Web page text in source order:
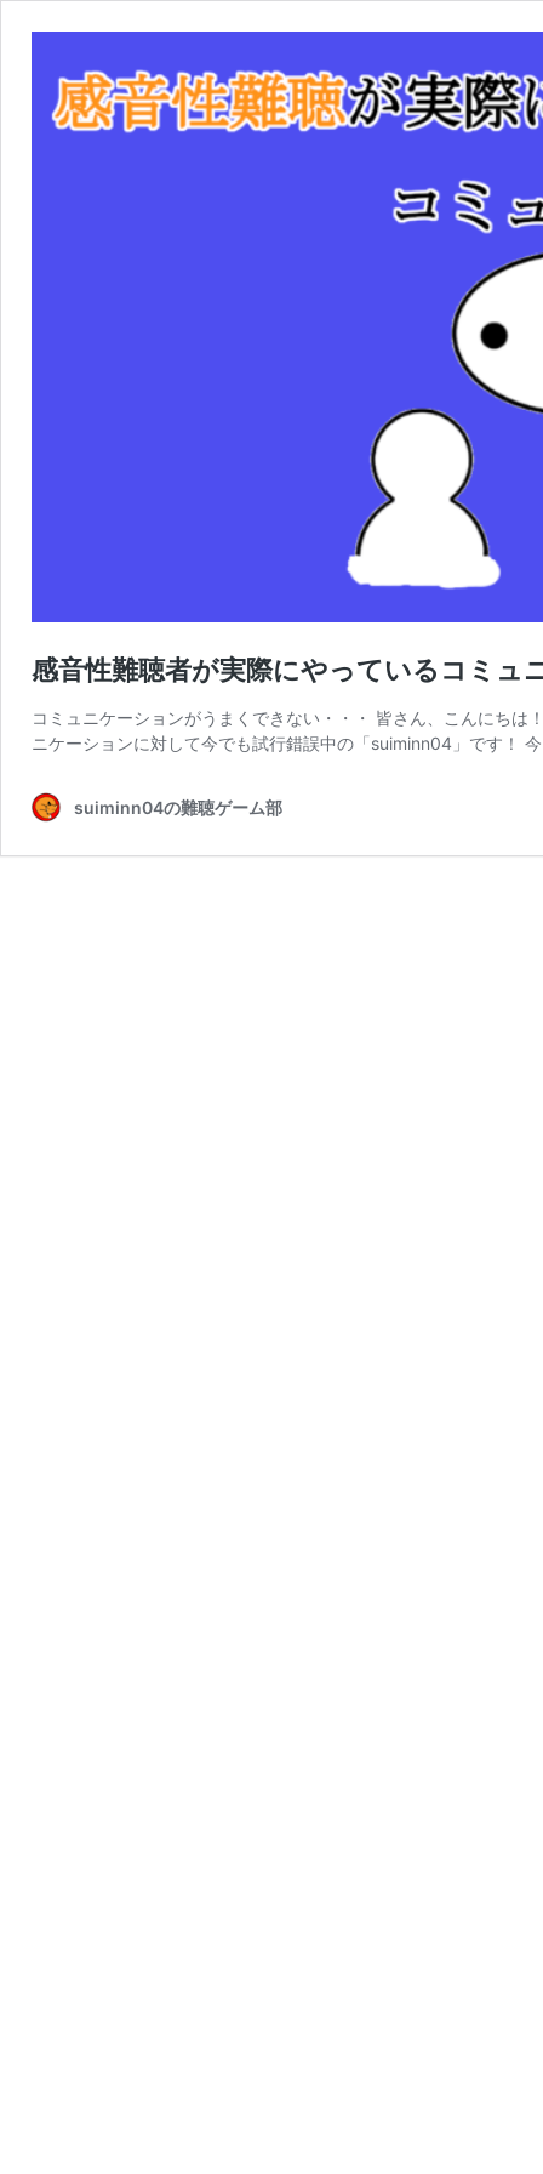
感音性難聴者が実際にやっているコミュ
コミュニケーションがうまくできない・・・ 皆さん、こんにち
ニケーションに対して今でも試行錯誤中の「suiminn04」です！
suiminn04の難聴ゲーム部